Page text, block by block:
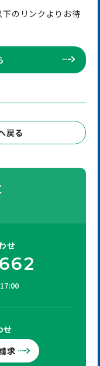
のリンクよりお待
戻る
せ
せ
求